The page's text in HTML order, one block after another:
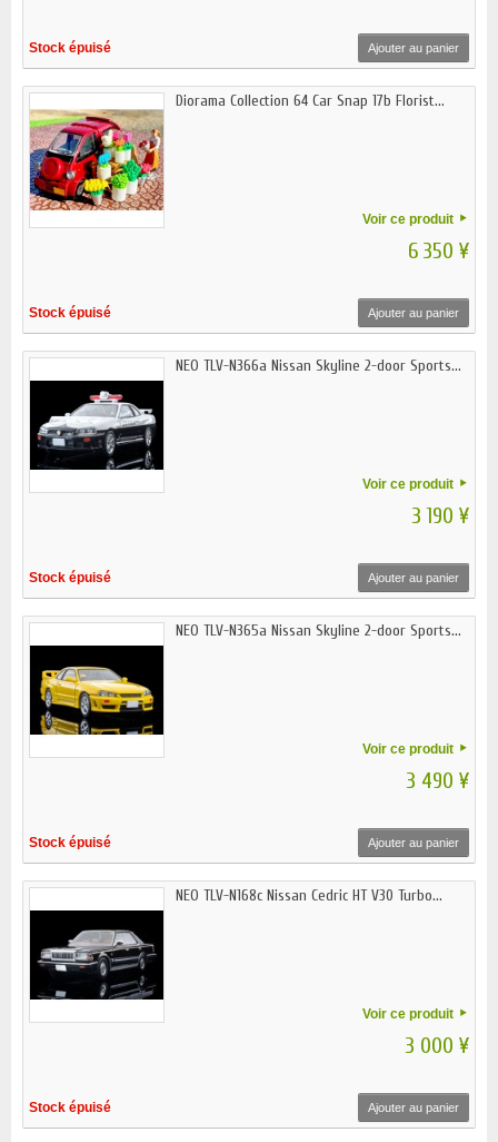
Stock épuisé Ajouter au panier
Diorama Collection 64 Car Snap 17b Florist...
Voir ce produit
6 350 ¥
Stock épuisé Ajouter au panier
NEO TLV-N366a Nissan Skyline 2-door Sports...
Voir ce produit
3 190 ¥
Stock épuisé Ajouter au panier
NEO TLV-N365a Nissan Skyline 2-door Sports...
Voir ce produit
3 490 ¥
Stock épuisé Ajouter au panier
NEO TLV-N168c Nissan Cedric HT V30 Turbo...
Voir ce produit
3 000 ¥
Stock épuisé Ajouter au panier